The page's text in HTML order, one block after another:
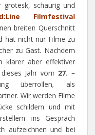
schaurig und
Filmfestival
breiten Querschnitt
hat nicht nur Filme zu
zu Gast. Nachdem
klarer aber effektiver
Jahr vom 27. –
überrollen, als
Wir werden Filme
schildern und mit
ins Gespräch
aufzeichnen und bei